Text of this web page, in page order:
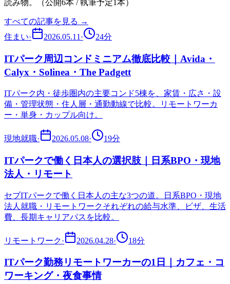
読み物。
（公開6本 / 執筆予定1本）
すべての記事を見る →
住まい· 2026.05.11 · 24分
ITパーク周辺コンドミニアム徹底比較｜Avida・
Calyx・Solinea・The Padgett
ITパーク内・徒歩圏内の主要コンド5棟を、家賃・広さ・設
備・管理状態・住人層・通勤動線で比較。リモートワーカ
ー・単身・カップル向け。
現地就職· 2026.05.08· 19分
ITパークで働く日本人の選択肢｜日系BPO・現地
法人・リモート
セブITパークで働く日本人の主な3つの道。日系BPO・現地
法人就職・リモートワークそれぞれの給与水準、ビザ、生活
費、長期キャリアパスを比較。
リモートワーク· 2026.04.28· 18分
ITパーク勤務リモートワーカーの1日｜カフェ・コ
ワーキング・夜食事情